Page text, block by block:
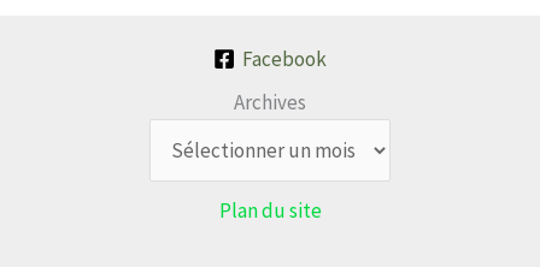
Facebook
Archives
Plan du site